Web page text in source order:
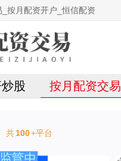
按月配资开户_恒信配资
股 按月配资交易
共100+平台